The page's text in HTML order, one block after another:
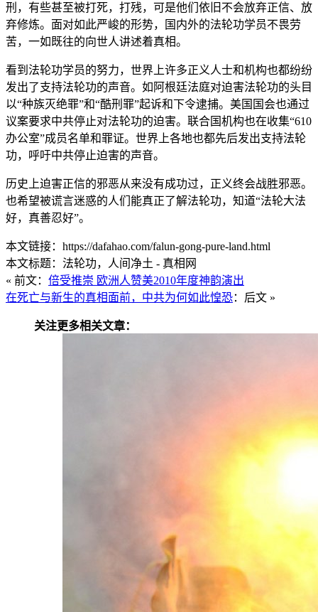
刑，有些甚至被打死，打残，可是他们依旧不会放弃正信、放
弃修炼。面对如此严峻的形势，国内外的法轮功学员不畏劳
苦，一如既往的向世人讲述着真相。
看到法轮功学员的努力，世界上许多正义人士和机构也都纷纷
发出了支持法轮功的声音。如阿根廷法庭对迫害法轮功的头目
以“种族灭绝罪”和“酷刑罪”起诉和下令逮捕。美国国会也通过
议案要求中共停止对法轮功的迫害。联合国机构也在收集“610
办公室”成员名单和罪证。世界上各地也都先后发出支持法轮
功，呼吁中共停止迫害的声音。
历史上迫害正信的邪恶从来没有成功过，正义终会战胜邪恶。
也希望被谎言迷惑的人们能真正了解法轮功，知道“法轮大法
好，真善忍好”。
本文链接：https://dafahao.com/falun-gong-pure-land.html
本文标题：法轮功，人间净土 - 真相网
« 前文： 倍受推崇 欧洲人赞美2010年度神韵演出
在死亡与新生的真相面前，中共为何如此惶恐：后文 »
关注更多相关文章：